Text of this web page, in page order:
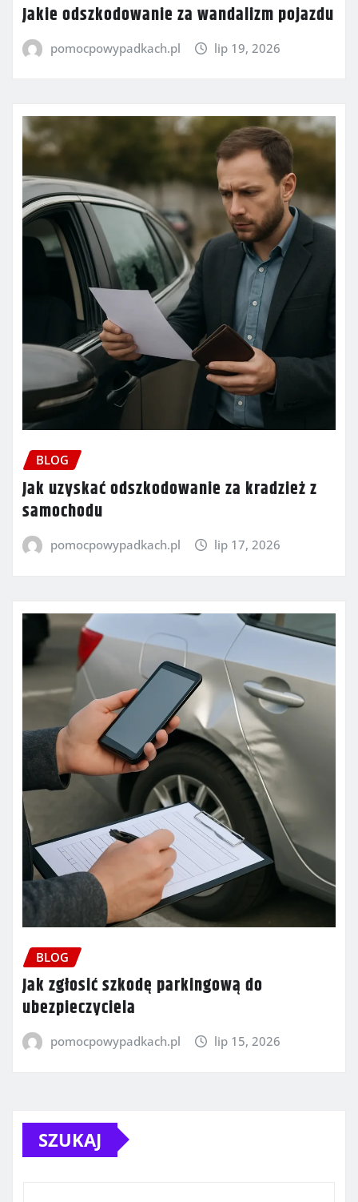
Jakie odszkodowanie za wandalizm pojazdu
pomocpowypadkach.pl lip 19, 2026
BLOG
Jak uzyskać odszkodowanie za kradzież z
samochodu
pomocpowypadkach.pl lip 17, 2026
BLOG
Jak zgłosić szkodę parkingową do
ubezpieczyciela
pomocpowypadkach.pl lip 15, 2026
SZUKAJ